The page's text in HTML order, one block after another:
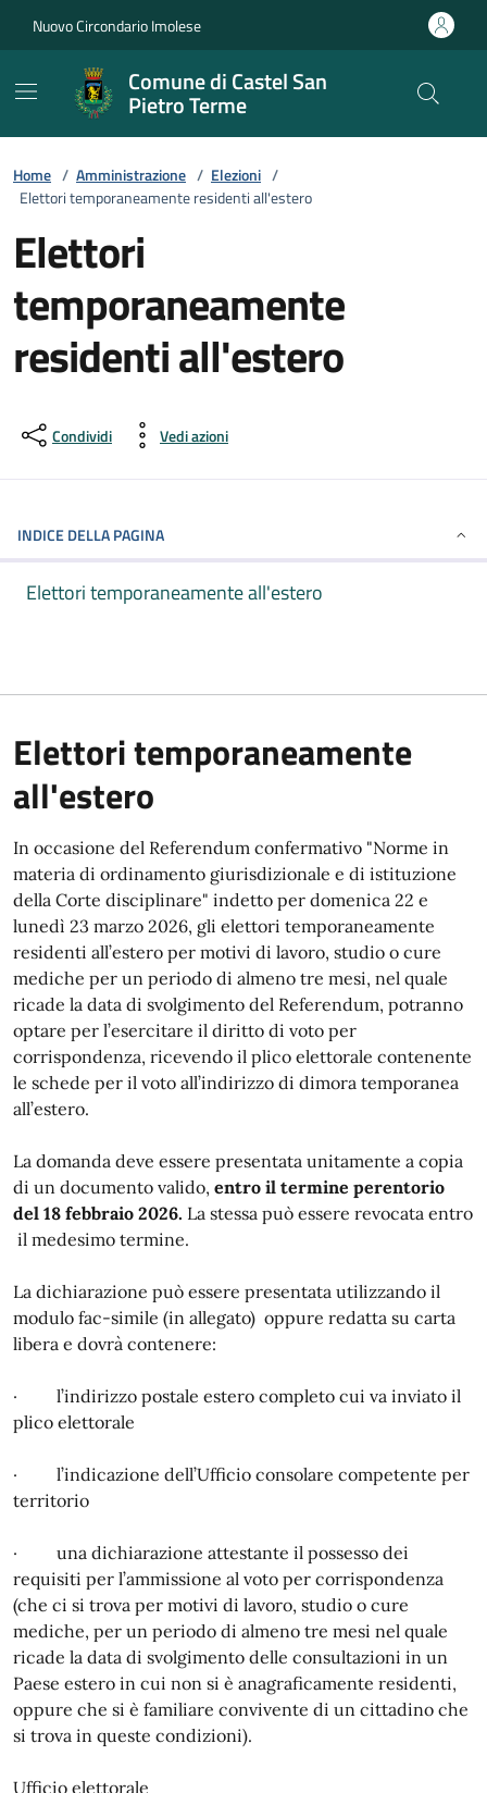
Nuovo Circondario Imolese
Comune di Castel San
Pietro Terme
Home / Amministrazione / Elezioni /
Elettori temporaneamente residenti all'estero
Elettori
temporaneamente
residenti all'estero
Condividi Vedi azioni
INDICE DELLA PAGINA
Elettori temporaneamente all'estero
Elettori temporaneamente
all'estero
In occasione del Referendum confermativo "Norme in
materia di ordinamento giurisdizionale e di istituzione
della Corte disciplinare" indetto per domenica 22 e
lunedì 23 marzo 2026, gli elettori temporaneamente
residenti all’estero per motivi di lavoro, studio o cure
mediche per un periodo di almeno tre mesi, nel quale
ricade la data di svolgimento del Referendum, potranno
optare per l’esercitare il diritto di voto per
corrispondenza, ricevendo il plico elettorale contenente
le schede per il voto all’indirizzo di dimora temporanea
all’estero.
La domanda deve essere presentata unitamente a copia
di un documento valido, entro il termine perentorio
del 18 febbraio 2026. La stessa può essere revocata entro
il medesimo termine.
La dichiarazione può essere presentata utilizzando il
modulo fac-simile (in allegato) oppure redatta su carta
libera e dovrà contenere:
· l’indirizzo postale estero completo cui va inviato il
plico elettorale
· l’indicazione dell’Ufficio consolare competente per
territorio
· una dichiarazione attestante il possesso dei
requisiti per l’ammissione al voto per corrispondenza
(che ci si trova per motivi di lavoro, studio o cure
mediche, per un periodo di almeno tre mesi nel quale
ricade la data di svolgimento delle consultazioni in un
Paese estero in cui non si è anagraficamente residenti,
oppure che si è familiare convivente di un cittadino che
si trova in queste condizioni).
Ufficio elettorale